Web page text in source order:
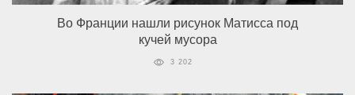
Во Франции нашли рисунок Матисса под
кучей мусора
3 202